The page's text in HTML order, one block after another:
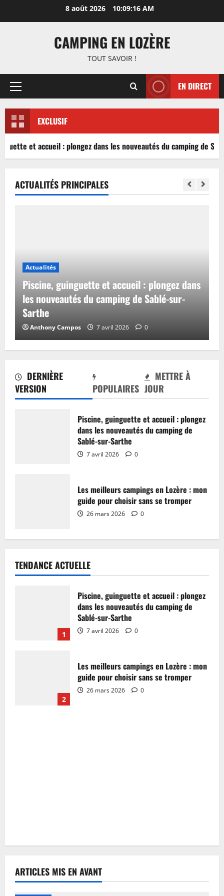
8 août 2026 10:09:16 AM
CAMPING EN LOZÈRE
TOUT SAVOIR !
Menu
EN DIRECT
EXCLUSIF
et accueil : plongez dans les nouveautés du camping de
DERNIÈRE
VERSION
POPULAIRES
METTRE À
JOUR
Piscine, guinguette et accueil : plongez
dans les nouveautés du camping de
Sablé-sur-Sarthe
7 avril 2026 0
Les meilleurs campings en Lozère : mon
guide pour choisir sans se tromper
26 mars 2026 0
ACTUALITÉS PRINCIPALES
Actualités
Piscine, guinguette et accueil : plongez dans
les nouveautés du camping de Sablé-sur-
Sarthe
Anthony Campos 7 avril 2026 0
TENDANCE ACTUELLE
1
Piscine, guinguette et accueil : plongez
dans les nouveautés du camping de
Sablé-sur-Sarthe
7 avril 2026 0
2
Les meilleurs campings en Lozère : mon
guide pour choisir sans se tromper
26 mars 2026 0
ARTICLES MIS EN AVANT